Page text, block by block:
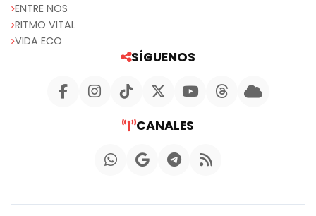
ENTRE NOS
RITMO VITAL
VIDA ECO
SÍGUENOS
CANALES